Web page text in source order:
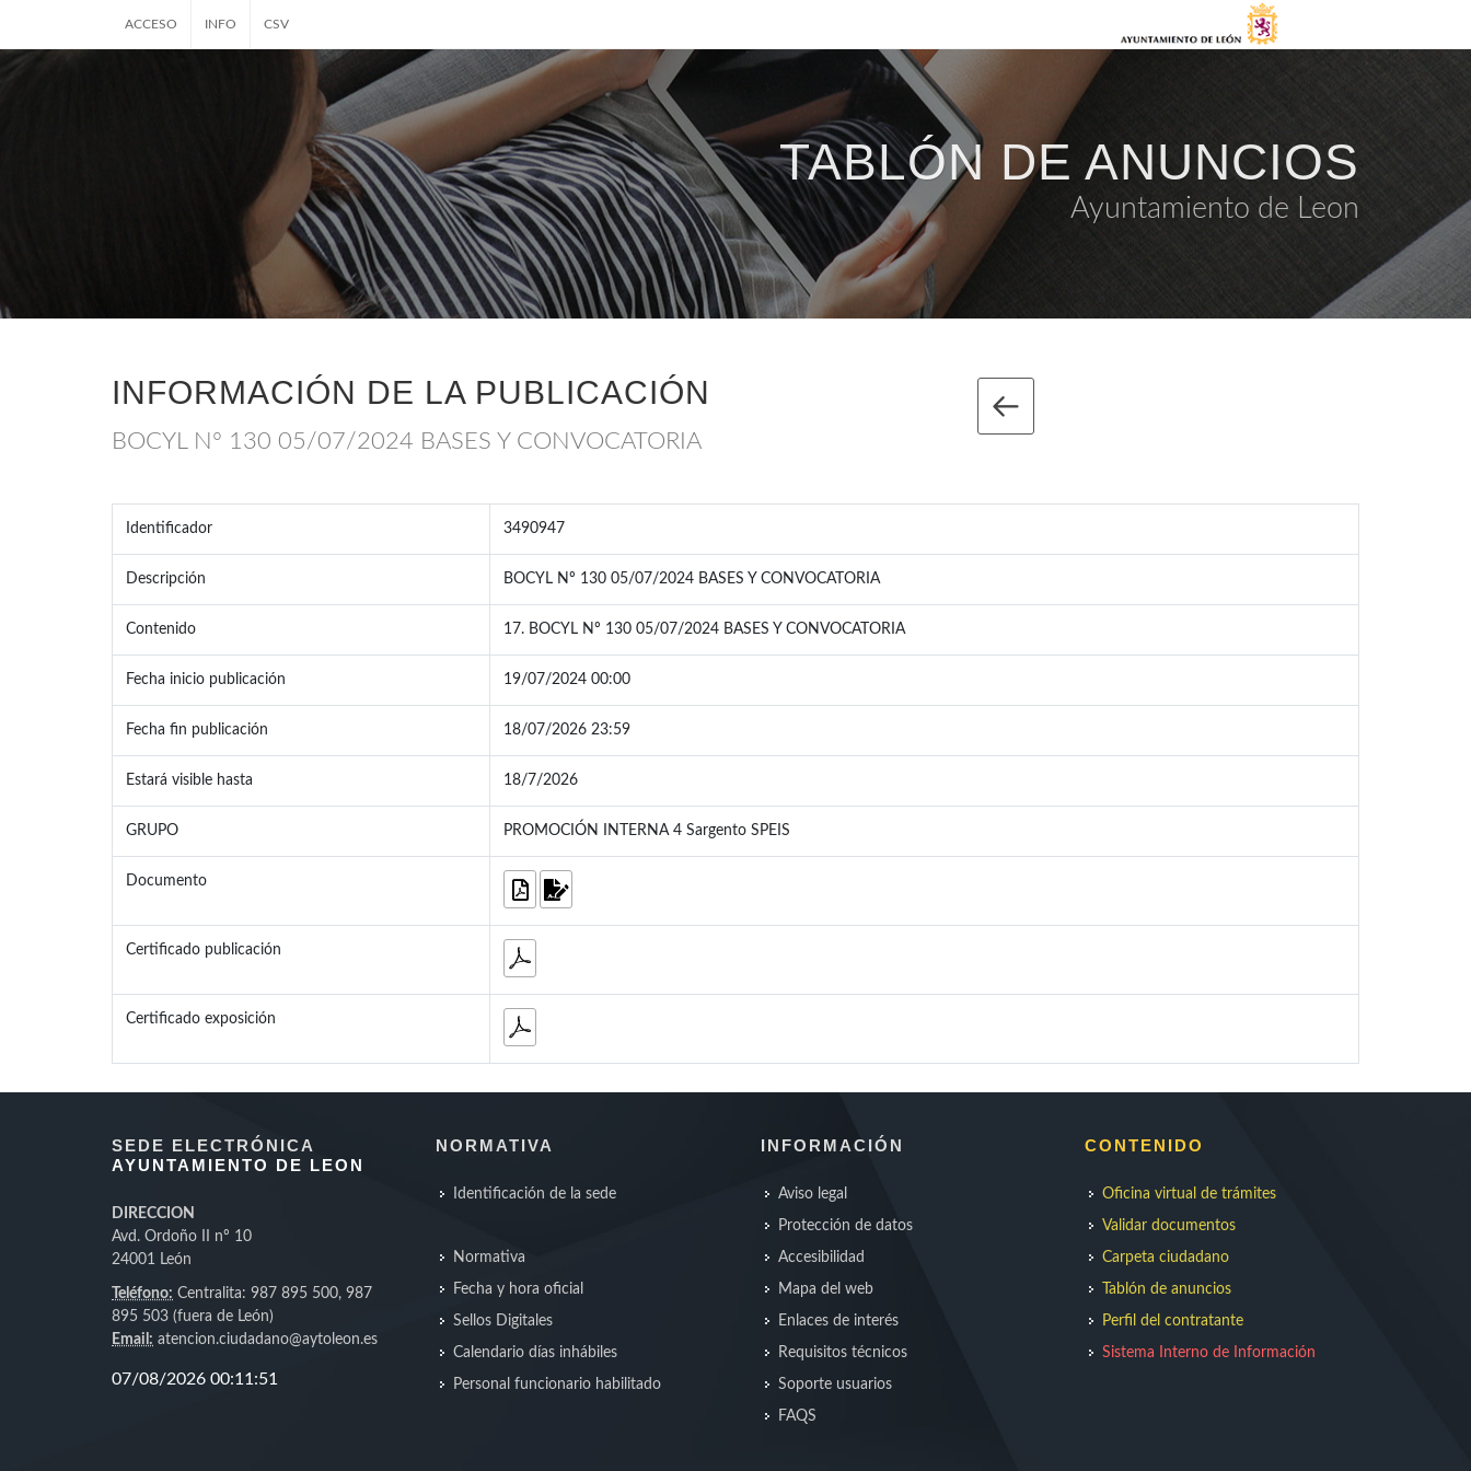
ACCESO INFO CSV
TABLÓN DE ANUNCIOS
Ayuntamiento de Leon
INFORMACIÓN DE LA PUBLICACIÓN
BOCYL Nº 130 05/07/2024 BASES Y CONVOCATORIA
Identificador 3490947
Descripción BOCYL Nº 130 05/07/2024 BASES Y CONVOCATORIA
Contenido 17. BOCYL Nº 130 05/07/2024 BASES Y CONVOCATORIA
Fecha inicio publicación 19/07/2024 00:00
Fecha fin publicación 18/07/2026 23:59
Estará visible hasta 18/7/2026
GRUPO PROMOCIÓN INTERNA 4 Sargento SPEIS
Documento
Certificado publicación
Certificado exposición
SEDE ELECTRÓNICA
AYUNTAMIENTO DE LEON
DIRECCION
Avd. Ordoño II nº 10
24001 León
Teléfono: Centralita: 987 895 500, 987
895 503 (fuera de León)
Email: atencion.ciudadano@aytoleon.es
NORMATIVA
Identificación de la sede
Normativa
Fecha y hora oficial
Sellos Digitales
Calendario días inhábiles
Personal funcionario habilitado
INFORMACIÓN
Aviso legal
Protección de datos
Accesibilidad
Mapa del web
Enlaces de interés
Requisitos técnicos
Soporte usuarios
FAQS
CONTENIDO
Oficina virtual de trámites
Validar documentos
Carpeta ciudadano
Tablón de anuncios
Perfil del contratante
Sistema Interno de Información